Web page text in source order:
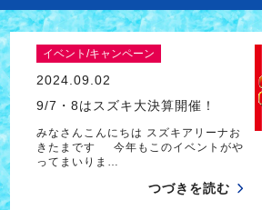
イベント/キャンペーン
2024.09.02
9/7・8はスズキ大決算開催！
みなさんこんにちは スズキアリーナお
きたまです 今年もこのイベントがや
ってまいりま…
つづきを読む